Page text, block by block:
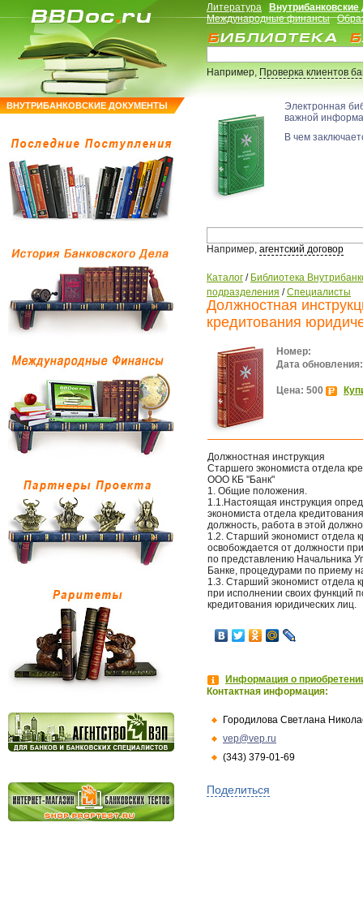
ВНУТРИБАНКОВСКИЕ ДОКУМЕНТЫ
Литература
Международные финансы
Например,Проверка клиентов
Электронная
важной
В чем
Например, агентский договор
Каталог / Библиотека
подразделения /Специалисты
Должностная
кредитования
Номер:
Дата обновления:
Цена: 500
Должностная инструкция
Старшего экономиста отдела
ООО КБ "Банк"
1. Общие положения.
1.1.Настоящая инструкция
экономиста отдела
должность, работа в этой
1.2. Старший экономист отдела
освобождается от должности
по представлению Начальника
Банке, процедурами по приему
1.3. Старший экономист отдела
при исполнении своих функций
кредитования юридических лиц.
Информация о
Контактная информация:
Городилова Светлана
vep@vep.ru
(343) 379-01-69
Поделиться